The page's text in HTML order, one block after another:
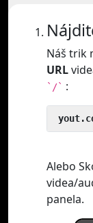
Náš trik
URL
`/` :
Alebo
videa/
panela.